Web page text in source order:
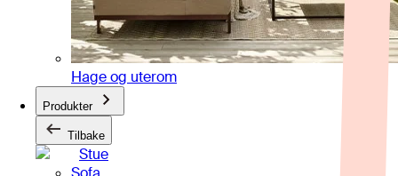
Hage og uterom
Produkter
Tilbake
Stue